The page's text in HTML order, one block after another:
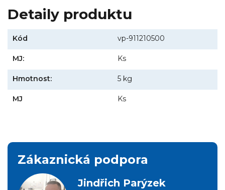
Detaily produktu
Kód vp-911210500
MJ: Ks
Hmotnost: 5 kg
MJ Ks
Zákaznická podpora
Jindřich Parýzek